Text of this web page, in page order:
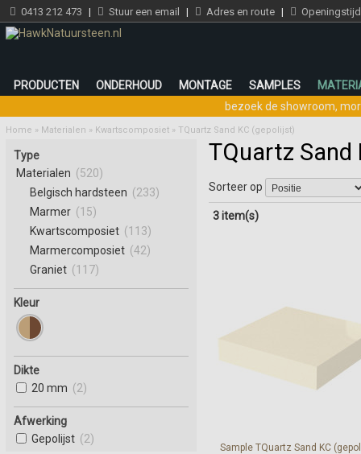
0413 212 473 | Stuur een email | Adres en route |
PRODUCTEN ONDERHOUD MONTAGE SAMPLES
bezoek de showroom,
Home » Materialen » Kwartscomposiet » TQuartz Sand KC (gepolijst)
TQuartz Sand
Sorteer op
3 item(s)
Sample TQuartz Sand KC
Type
Materialen (520)
Belgisch hardsteen (233)
Marmer (15)
Kwartscomposiet (113)
Marmercomposiet (42)
Graniet (117)
Kleur
Dikte
20 mm (2)
Afwerking
Gepolijst (2)